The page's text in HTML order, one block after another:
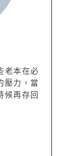
老本在必
壓力，當
候再存回